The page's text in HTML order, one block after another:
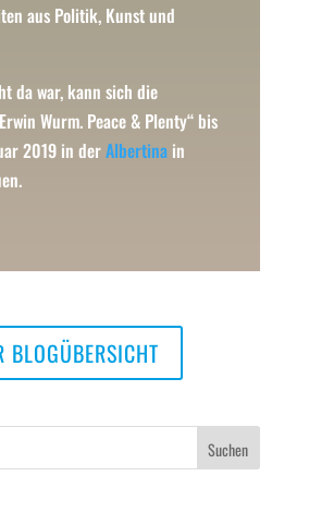
aus Politik, Kunst und
da war, kann sich die
Wurm. Peace & Plenty“ bis
2019 in derAlbertinain
BLOGÜBERSICHT